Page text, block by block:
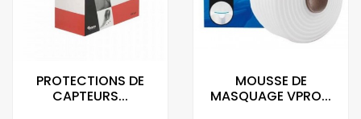
PROTECTIONS DE
CAPTEURS...
MOUSSE DE
MASQUAGE VPRO...